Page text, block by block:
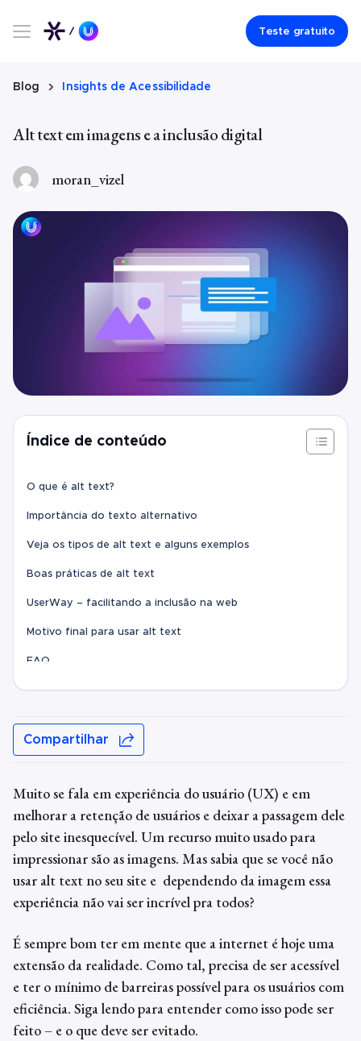
Teste gratuito
Blog Insights de Acessibilidade
Alt text em imagens e a inclusão digital
moran_vizel
Índice de conteúdo
O que é alt text?
Importância do texto alternativo
Veja os tipos de alt text e alguns exemplos
Boas práticas de alt text
UserWay – facilitando a inclusão na web
Motivo final para usar alt text
FAQ
Compartilhar
Muito se fala em experiência do usuário (UX) e em
melhorar a retenção de usuários e deixar a passagem dele
pelo site inesquecível. Um recurso muito usado para
impressionar são as imagens. Mas sabia que se você não
usar alt text no seu site e dependendo da imagem essa
experiência não vai ser incrível pra todos?
É sempre bom ter em mente que a internet é hoje uma
extensão da realidade. Como tal, precisa de ser acessível
e ter o mínimo de barreiras possível para os usuários com
eficiência. Siga lendo para entender como isso pode ser
feito – e o que deve ser evitado.